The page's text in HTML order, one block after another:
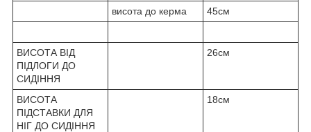
висота до керма 45см
ВИСОТА ВІД
ПІДЛОГИ ДО
СИДІННЯ
26см
ВИСОТА
ПІДСТАВКИ ДЛЯ
НІГ ДО СИДІННЯ
18см